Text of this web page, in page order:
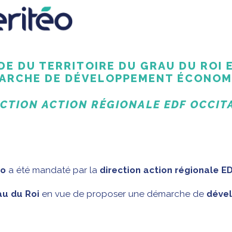
DU TERRITOIRE DU GRAU DU ROI
DE DÉVELOPPEMENT
ACTION RÉGIONALE EDF
a été mandaté par la direction action régionale
du Roi en vue de proposer une démarche de